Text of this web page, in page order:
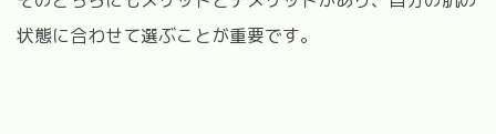
状態に合わせて選ぶことが重要です。